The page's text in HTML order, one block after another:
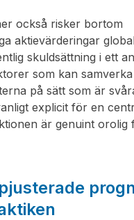
också risker bortom
aktievärderingar
skuldsättning i ett
som kan samverka
på sätt som är
explicit för en
är genuint orolig